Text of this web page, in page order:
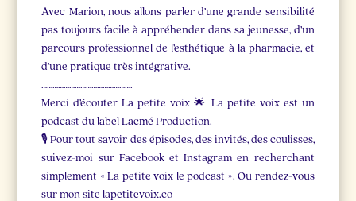
Avec Marion, nous allons parler d’une grande sensibilité
pas toujours facile à appréhender dans sa jeunesse, d’un
parcours professionnel de l’esthétique à la pharmacie, et
d’une pratique très intégrative.
………………………………………….
Merci d’écouter La petite voix 🌟 La petite voix est un
podcast du label Lacmé Production.
🎙 Pour tout savoir des épisodes, des invités, des coulisses,
suivez-moi sur Facebook et Instagram en recherchant
simplement « La petite voix le podcast ». Ou rendez-vous
sur mon site lapetitevoix.co